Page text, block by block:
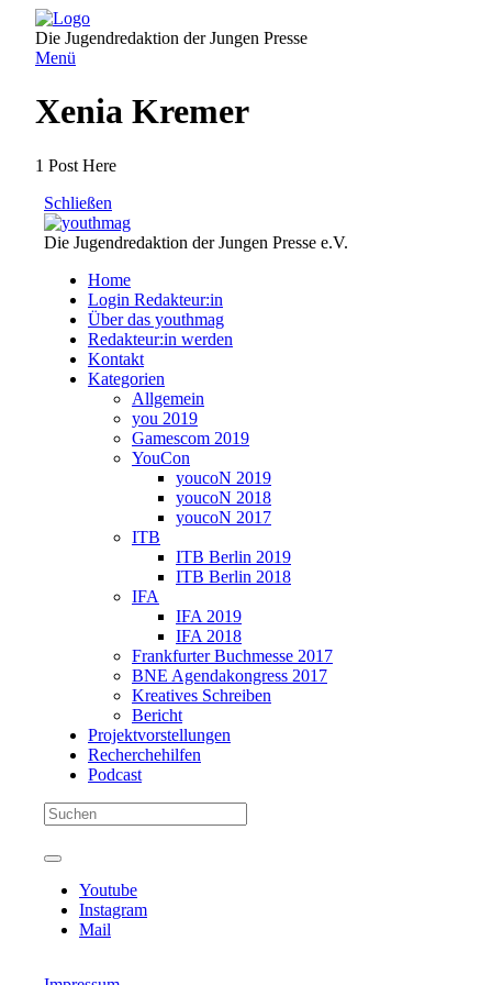
Direkt
zum
Inhalt
Die Jugendredaktion der Jungen Presse
Menü
Xenia Kremer
1 Post Here
Schließen
Die Jugendredaktion der Jungen Presse e.V.
Home
Login Redakteur:in
Über das youthmag
Redakteur:in werden
Kontakt
Kategorien
Allgemein
you 2019
Gamescom 2019
YouCon
youcoN 2019
youcoN 2018
youcoN 2017
ITB
ITB Berlin 2019
ITB Berlin 2018
IFA
IFA 2019
IFA 2018
Frankfurter Buchmesse 2017
BNE Agendakongress 2017
Kreatives Schreiben
Bericht
Projektvorstellungen
Recherchehilfen
Podcast
Youtube
Instagram
Mail